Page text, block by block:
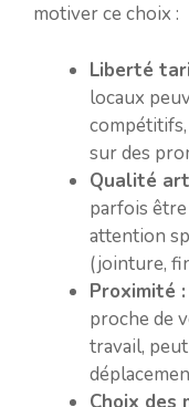
motiver ce choix :
Liberté
locaux
sur des
Qualité
parfois
attention
(jointure,
Proximité :
proche de
travail,
Choix des